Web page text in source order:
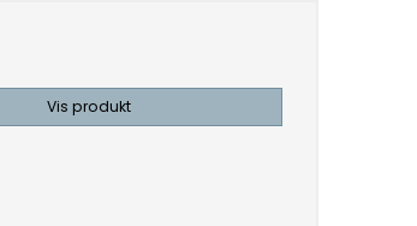
Vis produkt